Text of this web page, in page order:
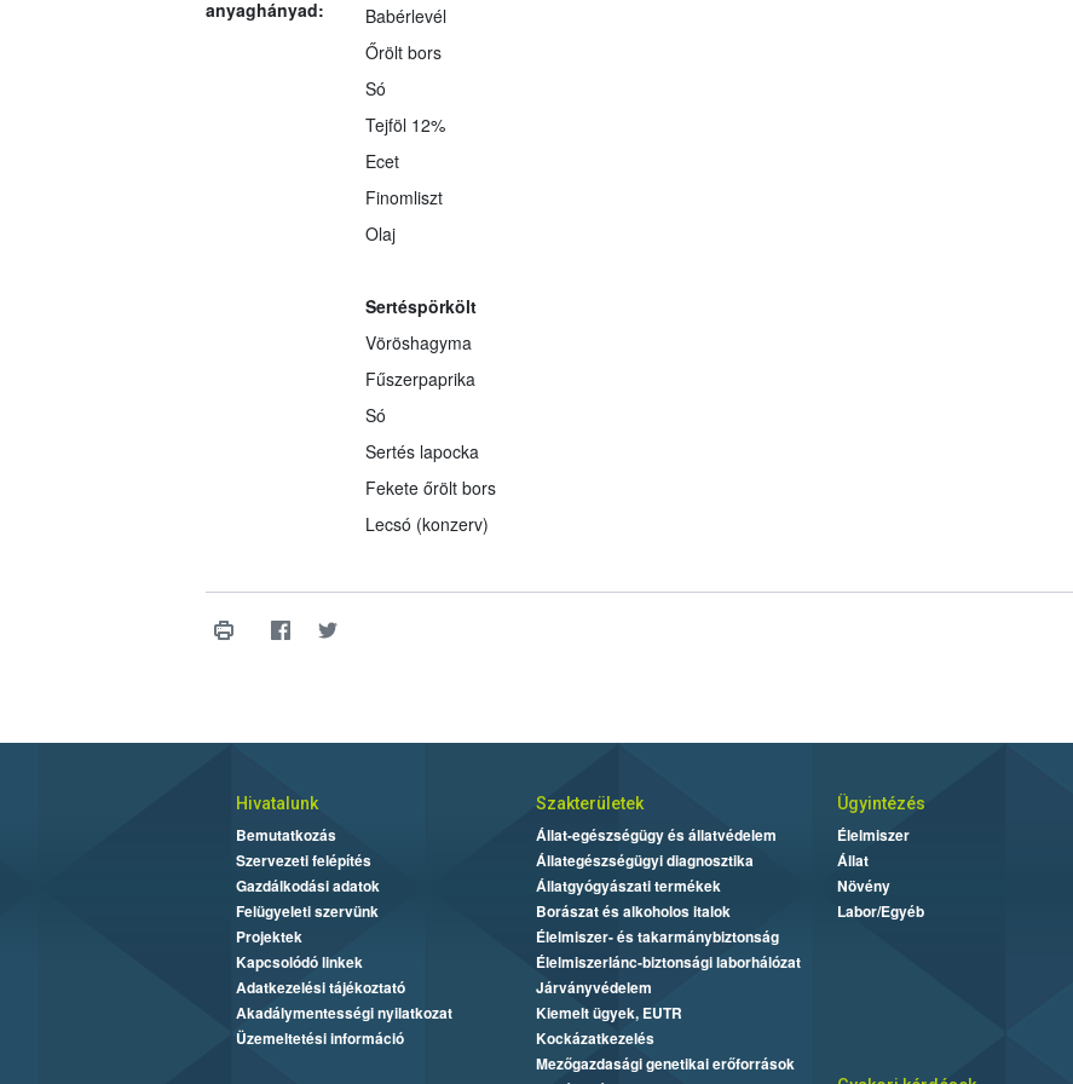
anyaghányad:
Babérlevél
Őrölt bors
Só
Tejföl 12%
Ecet
Finomliszt
Olaj
Sertéspörkölt
Vöröshagyma
Fűszerpaprika
Só
Sertés lapocka
Fekete őrölt bors
Lecsó (konzerv)
Hivatalunk
Bemutatkozás
Szervezeti felépítés
Gazdálkodási adatok
Felügyeleti szervünk
Projektek
Kapcsolódó linkek
Adatkezelési tájékoztató
Akadálymentességi nyilatkozat
Üzemeltetési információ
Szakterületek
Állat-egészségügy és állatvédelem
Állategészségügyi diagnosztika
Állatgyógyászati termékek
Borászat és alkoholos italok
Élelmiszer- és takarmánybiztonság
Élelmiszerlánc-biztonsági laborhálózat
Járványvédelem
Kiemelt ügyek, EUTR
Kockázatkezelés
Mezőgazdasági genetikai erőforrások
Ügyintézés
Élelmiszer
Állat
Növény
Labor/Egyéb